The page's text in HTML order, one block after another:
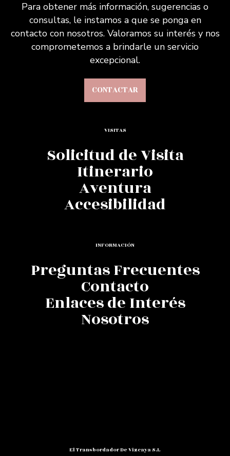
Para obtener más información, sugerencias o
consultas, le instamos a que se ponga en
contacto con nosotros. Valoramos su interés y nos
comprometemos a brindarle un servicio
excepcional.
CONTACTAR
VISITAS
Solicitud de Visita
Itinerario
Aventura
Accesibilidad
INFORMACIÓN
Preguntas Frecuentes
Contacto
Enlaces de Interés
Nosotros
El Transbordador De Vizcaya S.L